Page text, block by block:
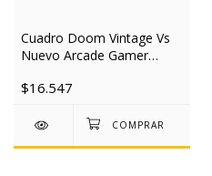
Cuadro Doom Vintage Vs
Nuevo Arcade Gamer
$16.547